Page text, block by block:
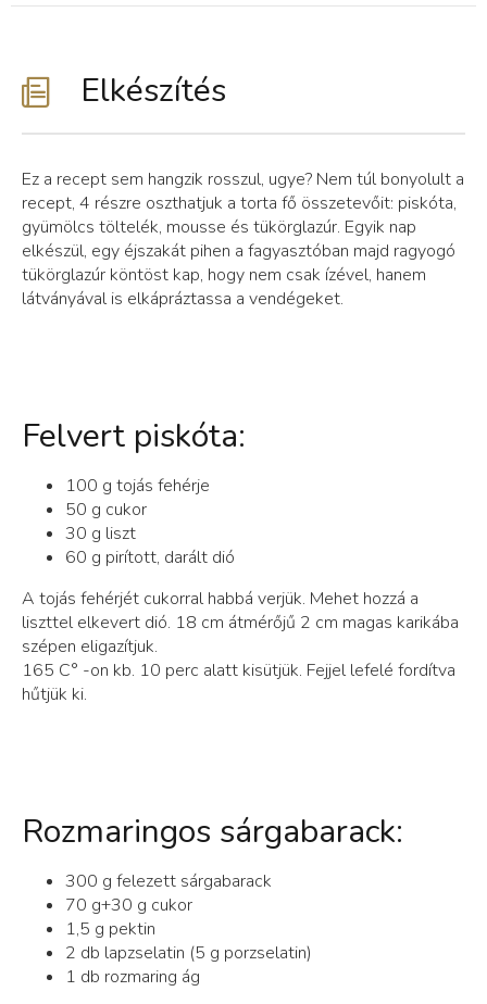
Elkészítés
Ez a recept sem hangzik rosszul, ugye? Nem túl bonyolult a
recept, 4 részre oszthatjuk a torta fő összetevőit: piskóta,
gyümölcs töltelék, mousse és tükörglazúr. Egyik nap
elkészül, egy éjszakát pihen a fagyasztóban majd ragyogó
tükörglazúr köntöst kap, hogy nem csak ízével, hanem
látványával is elkápráztassa a vendégeket.
Felvert piskóta:
100 g tojás fehérje
50 g cukor
30 g liszt
60 g pirított, darált dió
A tojás fehérjét cukorral habbá verjük. Mehet hozzá a
liszttel elkevert dió. 18 cm átmérőjű 2 cm magas karikába
szépen eligazítjuk.
165 C° -on kb. 10 perc alatt kisütjük. Fejjel lefelé fordítva
hűtjük ki.
Rozmaringos sárgabarack:
300 g felezett sárgabarack
70 g+30 g cukor
1,5 g pektin
2 db lapzselatin (5 g porzselatin)
1 db rozmaring ág